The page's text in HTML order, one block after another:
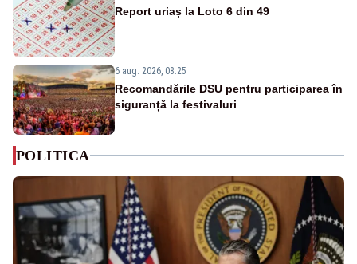
Report uriaș la Loto 6 din 49
6 aug. 2026, 08:25
Recomandările DSU pentru participarea în
siguranță la festivaluri
POLITICA